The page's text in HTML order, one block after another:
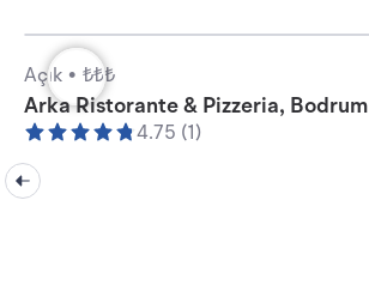
Açık • ₺₺₺
Arka Ristorante & Pizzeria, Bodrum
4.75 (1)